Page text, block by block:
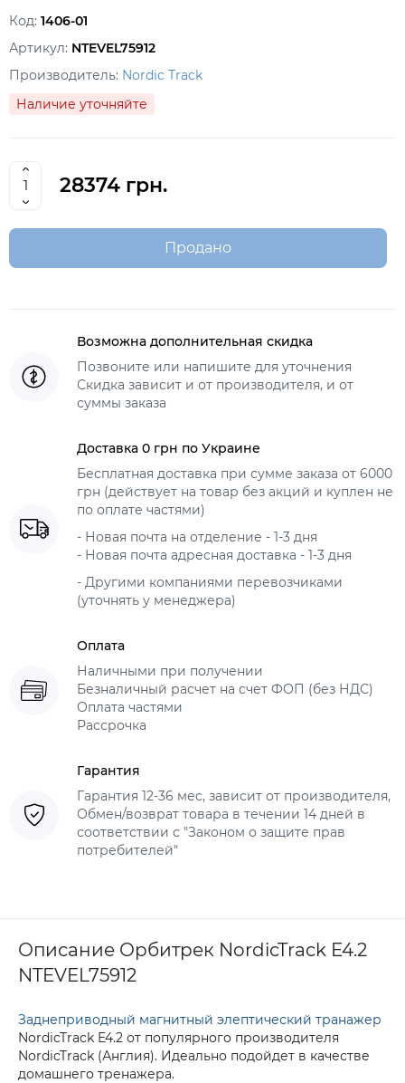
Код: 1406-01
Артикул: NTEVEL75912
Производитель: Nordic Track
Наличие уточняйте
28374 грн.
Продано
Возможна дополнительная скидка
Позвоните или напишите для уточнения
Скидка зависит и от производителя, и от
суммы заказа
Доставка 0 грн по Украине
Бесплатная доставка при сумме заказа от 6000
грн (действует на товар без акций и куплен не
по оплате частями)
- Новая почта на отделение - 1-3 дня
- Новая почта адресная доставка - 1-3 дня
- Другими компаниями перевозчиками
(уточнять у менеджера)
Оплата
Наличными при получении
Безналичный расчет на счет ФОП (без НДС)
Оплата частями
Рассрочка
Гарантия
Гарантия 12-36 мес, зависит от производителя,
Обмен/возврат товара в течении 14 дней в
соответствии с "Законом о защите прав
потребителей"
Описание Орбитрек NordicTrack E4.2
NTEVEL75912
Заднеприводный магнитный элептический транажер
NordicTrack E4.2 от популярного производителя
NordicTrack (Англия). Идеально подойдет в качестве
домашнего тренажера.